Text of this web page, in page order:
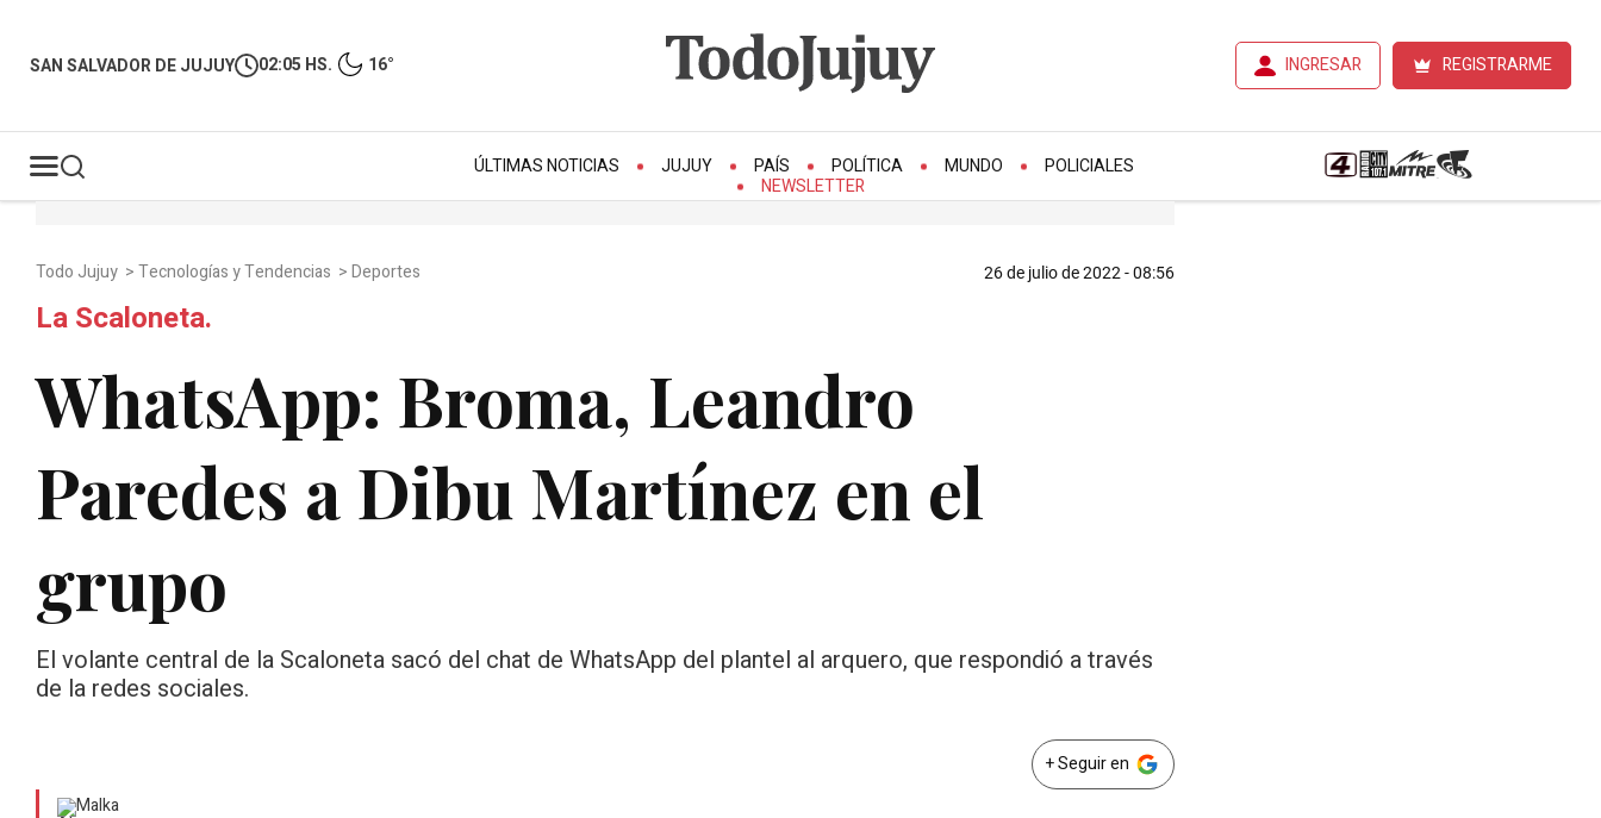
SAN SALVADOR DE JUJUY 02:05 HS. 16° INGRESAR REGISTRARME
ÚLTIMAS NOTICIAS JUJUY PAÍS POLÍTICA MUNDO
POLICIALES
NEWSLETTER
Todo Jujuy >Tecnologías y Tendencias >Deportes 26 de julio de 2022 - 08:56
La Scaloneta.
WhatsApp: Broma, Leandro
Paredes a Dibu Martínez en el
grupo
El volante central de la Scaloneta sacó del chat de WhatsApp del plantel al arquero, que respondió a través
de la redes sociales.
+ Seguir en